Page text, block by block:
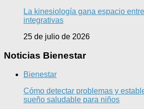
La kinesiología gana espacio
integrativas
25 de julio de 2026
Noticias Bienestar
Bienestar
Cómo detectar problemas y
sueño saludable para niños